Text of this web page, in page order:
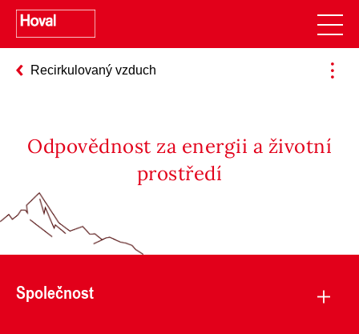
Recirkulovaný vzduch
Odpovědnost za energii a životní
prostředí
Společnost